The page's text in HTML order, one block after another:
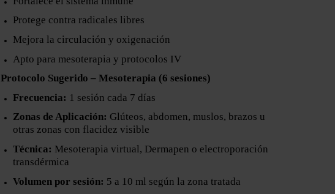
Protege contra radicales libres
Mejora la circulación y oxigenación
Apto para mesoterapia y protocolos IV
Protocolo Sugerido – Mesoterapia (6 sesiones)
Frecuencia: 1 sesión cada 7 días
Zonas de Aplicación: Glúteos, abdomen, muslos, brazos u
otras zonas con flacidez visible
Técnica: Mesoterapia virtual, Dermapen o electroporación
transdérmica
Volumen por sesión: 5 a 10 ml según la zona tratada